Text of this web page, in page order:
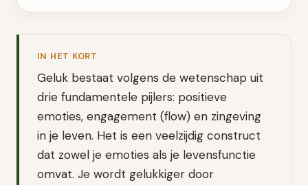
IN HET KORT
Geluk bestaat volgens de wetenschap uit
drie fundamentele pijlers: positieve
emoties, engagement (flow) en zingeving
in je leven. Het is een veelzijdig construct
dat zowel je emoties als je levensfunctie
omvat. Je wordt gelukkiger door